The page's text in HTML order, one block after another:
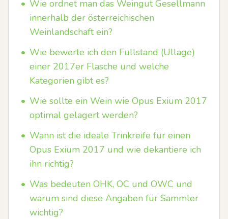
• Wie ordnet man das Weingut Gesellmann
innerhalb der österreichischen
Weinlandschaft ein?
• Wie bewerte ich den Füllstand (Ullage)
einer 2017er Flasche und welche
Kategorien gibt es?
• Wie sollte ein Wein wie Opus Exium 2017
optimal gelagert werden?
• Wann ist die ideale Trinkreife für einen
Opus Exium 2017 und wie dekantiere ich
ihn richtig?
• Was bedeuten OHK, OC und OWC und
warum sind diese Angaben für Sammler
wichtig?